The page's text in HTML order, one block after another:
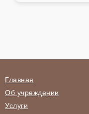
Главная
Об учреждении
Услуги